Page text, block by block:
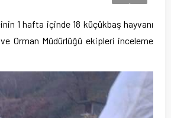
1 hafta içinde 18 küçükbaş hayvanı
Orman Müdürlüğü ekipleri inceleme